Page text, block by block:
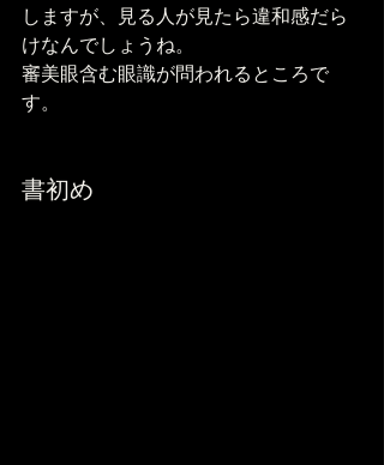
しますが、見る人が見たら違和感だら
けなんでしょうね。
審美眼含む眼識が問われるところで
す。
書初め